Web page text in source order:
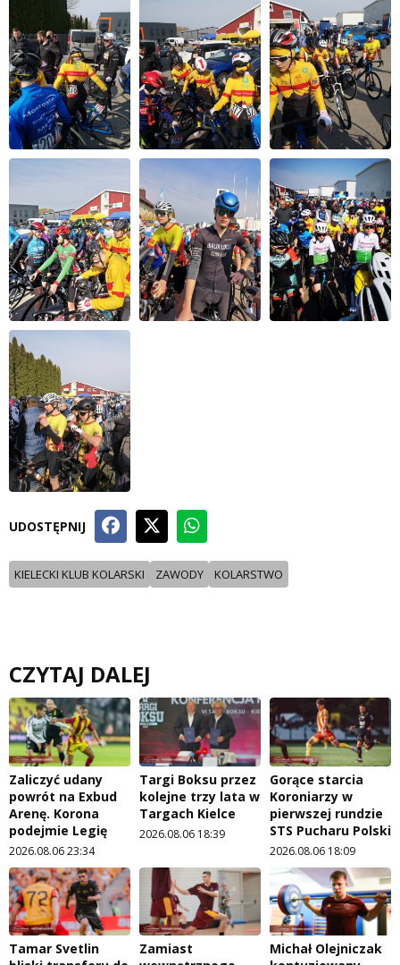
UDOSTĘPNIJ
KIELECKI KLUB KOLARSKI ZAWODY KOLARSTWO
CZYTAJ DALEJ
Zaliczyć udany
powrót na Exbud
Arenę. Korona
podejmie Legię
2026.08.06 23:34
Targi Boksu przez
kolejne trzy lata w
Targach Kielce
2026.08.06 18:39
Gorące starcia
Koroniarzy w
pierwszej rundzie
STS Pucharu Polski
2026.08.06 18:09
Tamar Svetlin
Zamiast
Michał Olejniczak